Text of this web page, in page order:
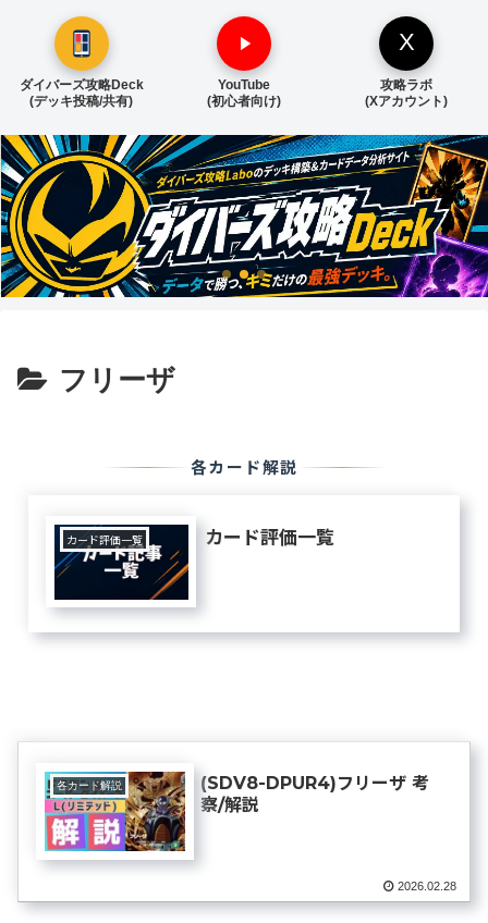
ダイバーズ攻略Deck
(デッキ投稿/共有)
YouTube
(初心者向け)
X
攻略ラボ
(Xアカウント)
フリーザ
各カード解説
カード評価一覧 カード評価一覧
各カード解説
(SDV8-DPUR4)フリーザ 考
察/解説
2026.02.28